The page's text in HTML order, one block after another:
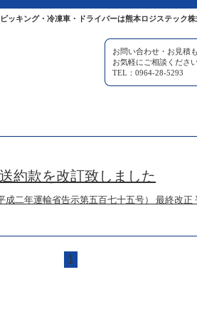
ッキング・冷凍車・ドライバーは熊本ロジステック
お問い合わせ・お見積
お気軽にご相談くださ
TEL：0964-28-5293
約款を改訂致しました
成二年運輸省告示第五百七十五号） 最終改正
1